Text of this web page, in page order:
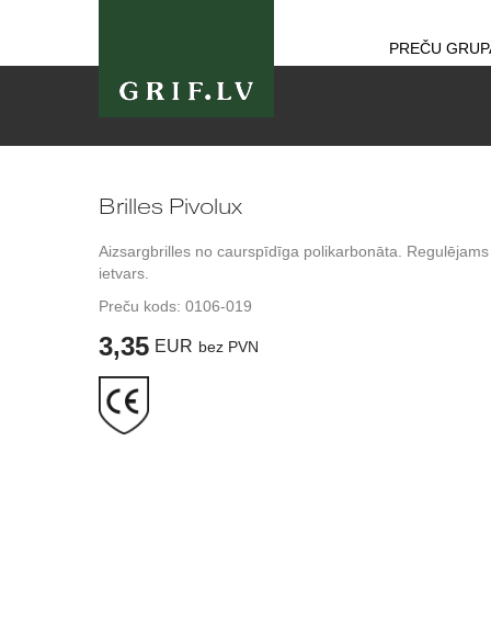
PREČU
Brilles Pivolux
Aizsargbrilles no caurspīdīga polikarbonāta. Regulējams
ietvars.
Preču kods: 0106-019
3,35 EUR bez PVN